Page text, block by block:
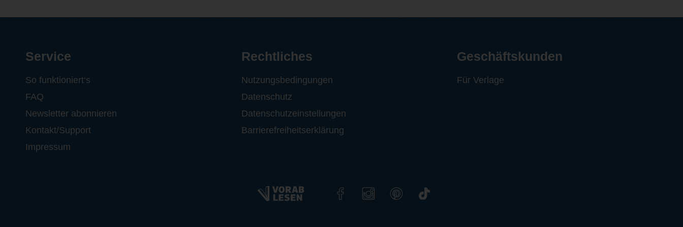
Service
So funktioniert‘s
FAQ
Newsletter abonnieren
Kontakt/Support
Impressum
Rechtliches
Nutzungsbedingungen
Datenschutz
Datenschutzeinstellungen
Barrierefreiheitserklärung
Geschäftskunden
Für Verlage